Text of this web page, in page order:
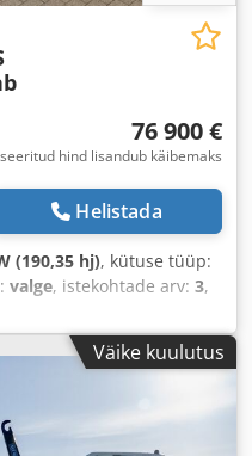
76 900 €
hind lisandub käibemaks
Helistada
(190,35 hj), kütuse tüüp:
valge, istekohtade arv: 3,
(ESP),
tahmafilter,
Väike kuulutus